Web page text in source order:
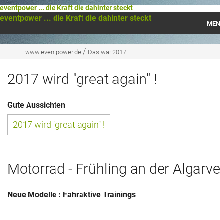
eventpower ... die Kraft die dahinter steckt
eventpower ... die Kraft die dahinter steckt
Startseite
Das war 2020
Das war 2019
www.eventpower.de / Das war 2017
2017 wird "great again" !
Gute Aussichten
2017 wird "great again" !
Motorrad - Frühling an der Algarve
Neue Modelle : Fahraktive Trainings